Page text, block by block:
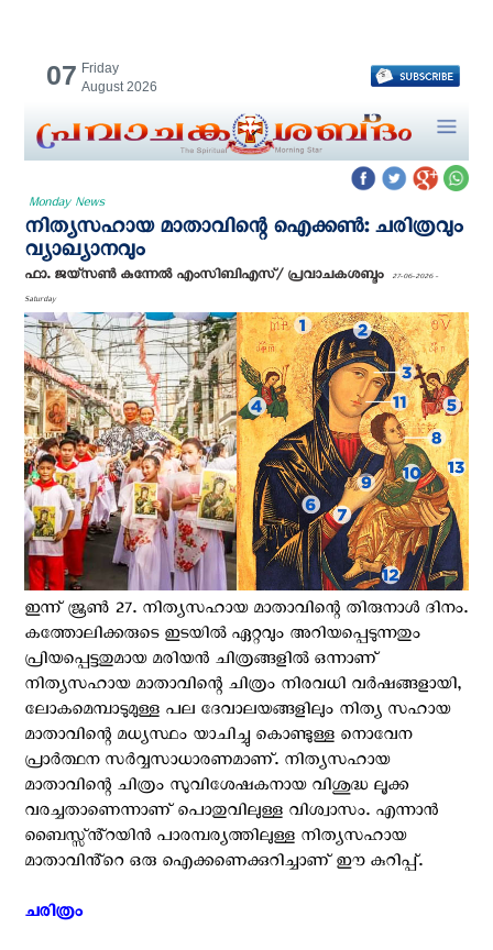
07 Friday
August 2026
Monday News
നിത്യസഹായ മാതാവിന്റെ ഐക്കൺ: ചരിത്രവും
വ്യാഖ്യാനവും
ഫാ. ജയ്സൺ കുന്നേൽ എംസിബിഎസ്/ പ്രവാചകശബ്ദം
27-06-2026 -
Saturday
ഇന്ന് ജൂണ്‍ 27. നിത്യസഹായ മാതാവിന്റെ തിരുനാൾ ദിനം.
കത്തോലിക്കരുടെ ഇടയിൽ ഏറ്റവും അറിയപ്പെടുന്നതും
പ്രിയപ്പെട്ടതുമായ മരിയൻ ചിത്രങ്ങളിൽ ഒന്നാണ്
നിത്യസഹായ മാതാവിന്റെ ചിത്രം നിരവധി വർഷങ്ങളായി,
ലോകമെമ്പാടുമുള്ള പല ദേവാലയങ്ങളിലും നിത്യ സഹായ
മാതാവിന്റെ മധ്യസ്ഥം യാചിച്ചു കൊണ്ടുള്ള നൊവേന
പ്രാർത്ഥന സർവ്വസാധാരണമാണ്. നിത്യസഹായ
മാതാവിന്റെ ചിത്രം സുവിശേഷകനായ വിശുദ്ധ ലൂക്ക
വരച്ചതാണെന്നാണ് പൊതുവിലുള്ള വിശ്വാസം. എന്നാൻ
ബൈസ്സ്ൻ്റയിൻ പാരമ്പര്യത്തിലുള്ള നിത്യസഹായ
മാതാവിൻ്റെ ഒരു ഐക്കണെക്കുറിച്ചാണ് ഈ കുറിപ്പ്.
ചരിത്രം ‍